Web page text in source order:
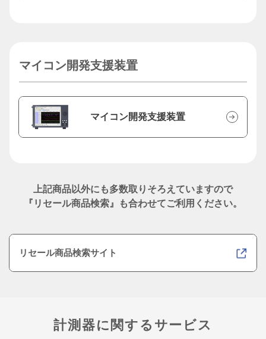
マイコン開発支援装置
マイコン開発支援装置
上記商品以外にも多数取りそろえていますので
『リセール商品検索』も合わせてご利用ください。
リセール商品検索サイト
計測器に関するサービス